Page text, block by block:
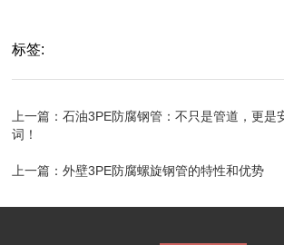
标签:
上一篇：石油3PE防腐钢管：不只是管道，更是
词！
上一篇：​外壁3PE防腐螺旋钢管的特性和优势